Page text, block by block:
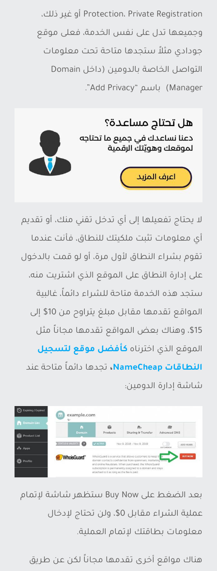
Protection، Private Registration أو غير ذلك،
وجميعها تدل على نفس الخدمة، فعلى موقع
جودادي مثلاً ستجدها متاحة تحت معلومات
التواصل الخاصة بالدومين (داخل Domain
Manager) باسم “Add Privacy”.
لا يحتاج تفعيلها إلى أي تدخل تقني منك، أو تقديم
أي معلومات تثبت ملكيتك للنطاق، فأنت عندما
تقوم بشراء النطاق لأول مرة، أو لو قمت بالدخول
على إدارة النطاق على الموقع الذي اشتريت منه،
ستجد هذه الخدمة متاحة للشراء دائماً، غالبية
المواقع تقدمها مقابل مبلغ يتراوح من 10$ إلى
15$، وهناك بعض المواقع تقدمها مجاناً مثل
الموقع الذي اخترناه كأفضل موقع لتسجيل
النطاقات NameCheap
، تجدها دائماً متاحة عند
شاشة إدارة الدومين:
بعد الضغط على Buy Now ستظهر شاشة لإتمام
عملية الشراء مقابل 0$، ولن تحتاج لإدخال
معلومات بطاقتك لإتمام العملية.
هناك مواقع أخرى تقدمها مجاناً لكن عن طريق